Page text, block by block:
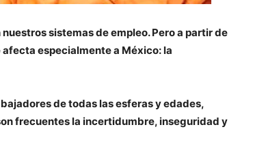
sistemas de empleo. Pero a partir de
especialmente a México: la
de todas las esferas y edades,
frecuentes la incertidumbre, inseguridad y